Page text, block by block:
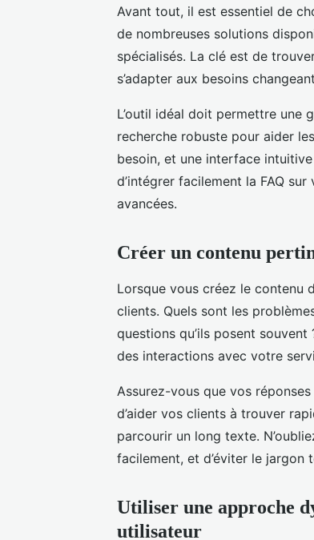
Avant tout, il est essentiel de
de nombreuses solutions
spécialisés. La clé est de
s’adapter aux besoins
L’outil idéal doit permettre une
recherche robuste pour aider
besoin, et une interface
d’intégrer facilement la FAQ
avancées.
Créer un contenu
Lorsque vous créez le contenu
clients. Quels sont les
questions qu’ils posent
des interactions avec votre
Assurez-vous que vos
d’aider vos clients à trouver
parcourir un long texte.
facilement, et d’éviter le jargon
Utiliser une approche
utilisateur